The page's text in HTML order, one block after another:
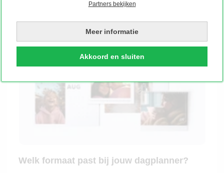
Partners bekijken
Meer informatie
Akkoord en sluiten
Welk formaat past bij jouw dagplanner?